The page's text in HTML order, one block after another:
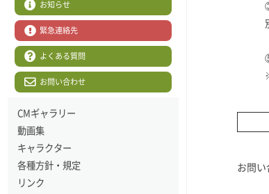
お問い
お知らせ
緊急連絡先
よくある質問
お問い合わせ
CMギャラリー
動画集
キャラクター
各種方針・規定
リンク